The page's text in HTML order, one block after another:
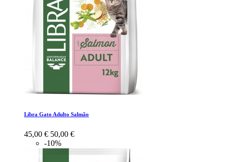
Libra Gato Adulto Salmão
45,00 € 50,00 €
-10%